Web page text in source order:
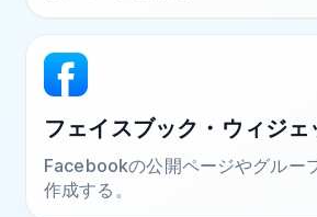
フェイスブック・ウィジェ
Facebookの公開ページやグルー
作成する。